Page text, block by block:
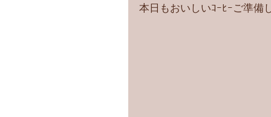
本日もおいしいｺｰﾋｰご準